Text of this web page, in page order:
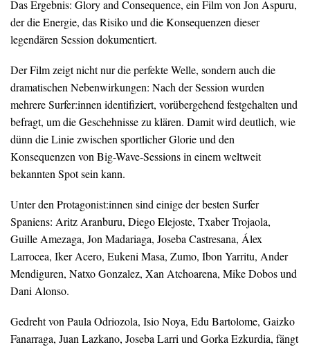
Das Ergebnis: Glory and Consequence, ein Film von Jon Aspuru,
der die Energie, das Risiko und die Konsequenzen dieser
legendären Session dokumentiert.
Der Film zeigt nicht nur die perfekte Welle, sondern auch die
dramatischen Nebenwirkungen: Nach der Session wurden
mehrere Surfer:innen identifiziert, vorübergehend festgehalten und
befragt, um die Geschehnisse zu klären. Damit wird deutlich, wie
dünn die Linie zwischen sportlicher Glorie und den
Konsequenzen von Big-Wave-Sessions in einem weltweit
bekannten Spot sein kann.
Unter den Protagonist:innen sind einige der besten Surfer
Spaniens: Aritz Aranburu, Diego Elejoste, Txaber Trojaola,
Guille Amezaga, Jon Madariaga, Joseba Castresana, Álex
Larrocea, Iker Acero, Eukeni Masa, Zumo, Ibon Yarritu, Ander
Mendiguren, Natxo Gonzalez, Xan Atchoarena, Mike Dobos und
Dani Alonso.
Gedreht von Paula Odriozola, Isio Noya, Edu Bartolome, Gaizko
Fanarraga, Juan Lazkano, Joseba Larri und Gorka Ezkurdia, fängt